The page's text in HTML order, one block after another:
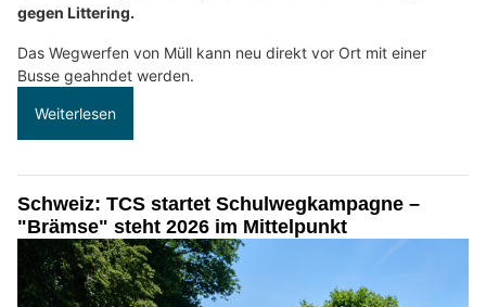
gegen Littering.
Das Wegwerfen von Müll kann neu direkt vor Ort mit einer
Busse geahndet werden.
Weiterlesen
Schweiz: TCS startet Schulwegkampagne –
"Brämse" steht 2026 im Mittelpunkt